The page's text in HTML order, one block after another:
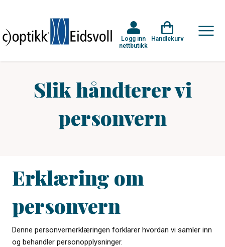
Logg inn
nettbutikk
Handlekurv
Slik håndterer vi
personvern
Erklæring om
personvern
Denne personvernerklæringen forklarer hvordan vi samler inn
og behandler personopplysninger.